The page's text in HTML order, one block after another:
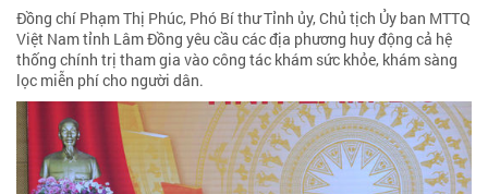
Đồng chí Phạm Thị Phúc, Phó Bí thư Tỉnh ủy, Chủ tịch Ủy ban MTTQ
Việt Nam tỉnh Lâm Đồng yêu cầu các địa phương huy động cả hệ
thống chính trị tham gia vào công tác khám sức khỏe, khám sàng
lọc miễn phí cho người dân.